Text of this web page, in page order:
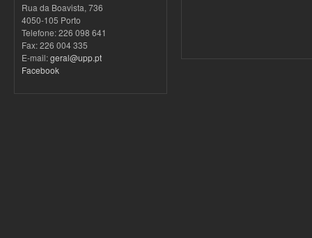
Rua da Boavista, 736
4050-105 Porto
Telefone: 226 098 641
Fax: 226 004 335
E-mail:geral@upp.pt
Facebook